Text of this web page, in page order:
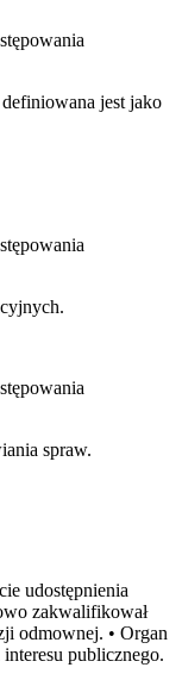
jest jako
spraw.
udostępnienia
zakwalifikował
odmownej. • Organ
publicznego.